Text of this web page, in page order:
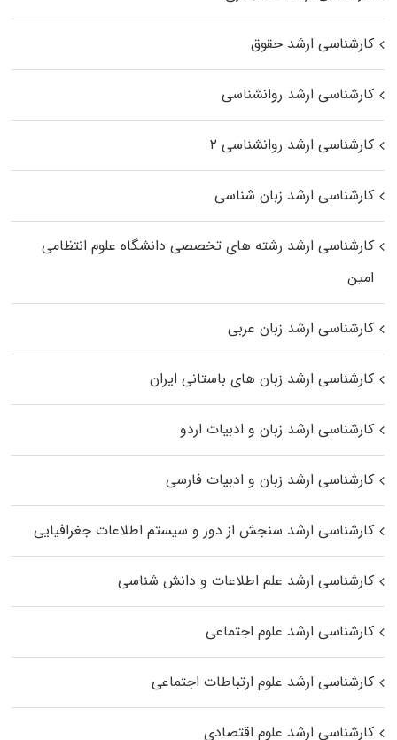
کارشناسی ارشد حقوق
کارشناسی ارشد روانشناسی
کارشناسی ارشد روانشناسی ۲
کارشناسی ارشد زبان شناسی
کارشناسی ارشد رﺷﺘﻪ ﻫﺎی تخصصی داﻧﺸﮕﺎه ﻋﻠﻮم انتظامی
اﻣﻴﻦ
کارشناسی ارشد زبان عربی
کارشناسی ارشد زبان‌ های باستانی ایران
کارشناسی ارشد زبان و ادبیات اردو
کارشناسی ارشد زبان و ادبیات فارسی
کارشناسی ارشد سنجش از دور و سیستم اطلاعات جغرافیایی
کارشناسی ارشد علم اطلاعات و دانش شناسی
کارشناسی ارشد علوم اجتماعی
کارشناسی ارشد علوم ارتباطات اجتماعی
کارشناسی ارشد علوم اقتصادی